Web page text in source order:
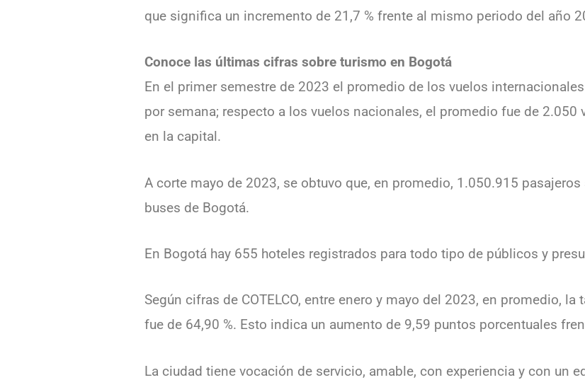
que significa un incremento de 21,7 % frente al mismo periodo del año
Conoce las últimas cifras sobre turismo en Bogotá
En el primer semestre de 2023 el promedio de los vuelos
por semana; respecto a los vuelos nacionales, el promedio fue de 2.050
en la capital.
A corte mayo de 2023, se obtuvo que, en promedio, 1.050.915
buses de Bogotá.
En Bogotá hay 655 hoteles registrados para todo tipo de públicos y
Según cifras de COTELCO, entre enero y mayo del 2023, en promedio,
fue de 64,90 %. Esto indica un aumento de 9,59 puntos porcentuales
La ciudad tiene vocación de servicio, amable, con experiencia y con un